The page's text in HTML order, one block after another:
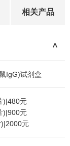
相关产品
>
IgG)试剂盒
)|480元
)|900元
元